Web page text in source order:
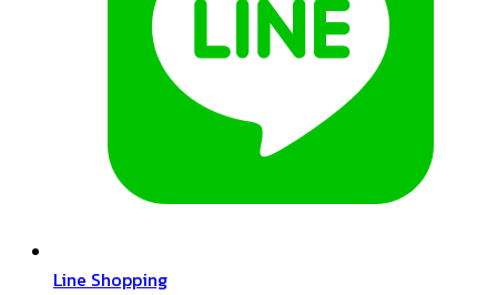
Line Shopping